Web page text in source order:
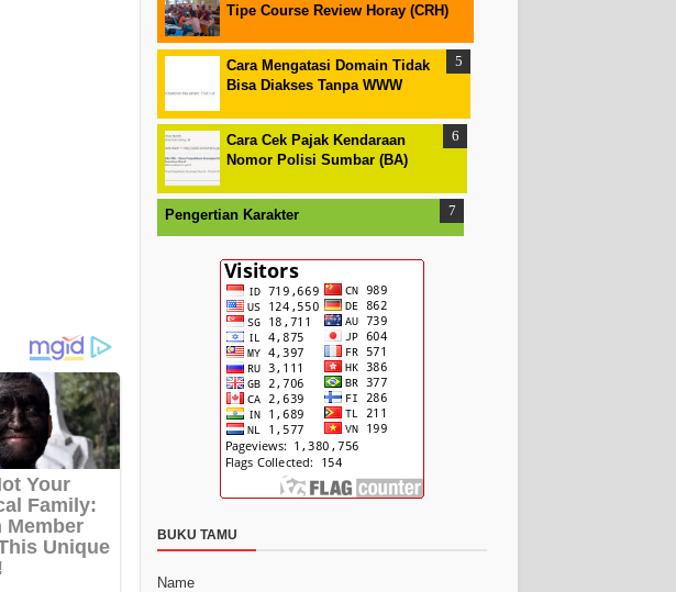
Tipe Course Review Horay (CRH)
Cara Mengatasi Domain Tidak
Bisa Diakses Tanpa WWW
Cara Cek Pajak Kendaraan
Nomor Polisi Sumbar (BA)
Pengertian Karakter
BUKU TAMU
Name